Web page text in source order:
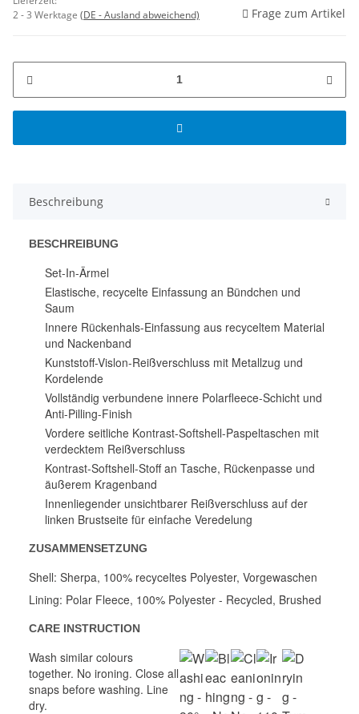
2 - 3 Werktage (DE - Ausland abweichend) Frage zum Artikel
Beschreibung
BESCHREIBUNG
Set-In-Ärmel
Elastische, recycelte Einfassung an Bündchen und
Saum
Innere Rückenhals-Einfassung aus recyceltem Material
und Nackenband
Kunststoff-Vislon-Reißverschluss mit Metallzug und
Kordelende
Vollständig verbundene innere Polarfleece-Schicht und
Anti-Pilling-Finish
Vordere seitliche Kontrast-Softshell-Paspeltaschen mit
verdecktem Reißverschluss
Kontrast-Softshell-Stoff an Tasche, Rückenpasse und
äußerem Kragenband
Innenliegender unsichtbarer Reißverschluss auf der
linken Brustseite für einfache Veredelung
ZUSAMMENSETZUNG
Shell: Sherpa, 100% recyceltes Polyester, Vorgewaschen
Lining: Polar Fleece, 100% Polyester - Recycled, Brushed
CARE INSTRUCTION
Wash similar colours
together. No ironing. Close all
snaps before washing. Line
dry.